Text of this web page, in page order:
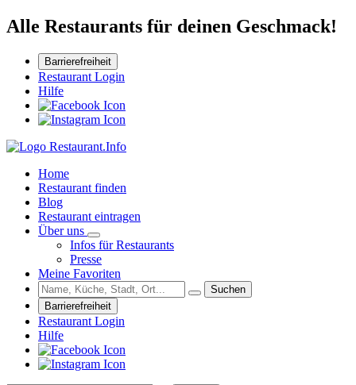
Alle Restaurants für deinen Geschmack!
Barrierefreiheit
Restaurant Login
Hilfe
Home
Restaurant finden
Blog
Restaurant eintragen
Über uns
Infos für Restaurants
Presse
Meine Favoriten
Suchen
Barrierefreiheit
Restaurant Login
Hilfe